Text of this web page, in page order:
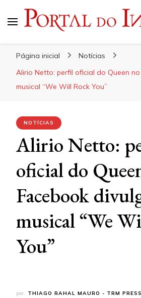
Página inicial
Notícias
Alirio Netto: perfil oficial do Queen
musical “We Will Rock You”
NOTÍCIAS
Alirio Netto:
oficial do
Facebook
musical “We
You”
por
THIAGO RAHAL MAURO - TRM PRESS